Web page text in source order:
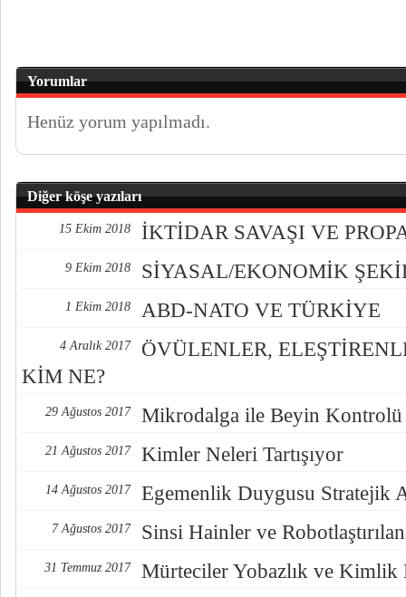
Yorumlar
Henüz yorum yapılmadı.
Diğer köşe yazıları
15 Ekim 2018 İKTİDAR SAVAŞI VE
9 Ekim 2018 SİYASAL/EKONOMİK
1 Ekim 2018 ABD-NATO VE TÜRKİYE
4 Aralık 2017
ÖVÜLENLER,
KİM NE?
29 Ağustos 2017 Mikrodalga ile Beyin Kontrolü
21 Ağustos 2017 Kimler Neleri Tartışıyor
14 Ağustos 2017 Egemenlik Duygusu Stratejik
7 Ağustos 2017 Sinsi Hainler ve
31 Temmuz 2017 Mürteciler Yobazlık ve Kimlik